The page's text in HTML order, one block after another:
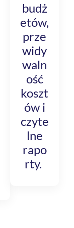
budż
etów,
prze
widy
waln
ość
koszt
ów i
czyte
lne
rapo
rty.